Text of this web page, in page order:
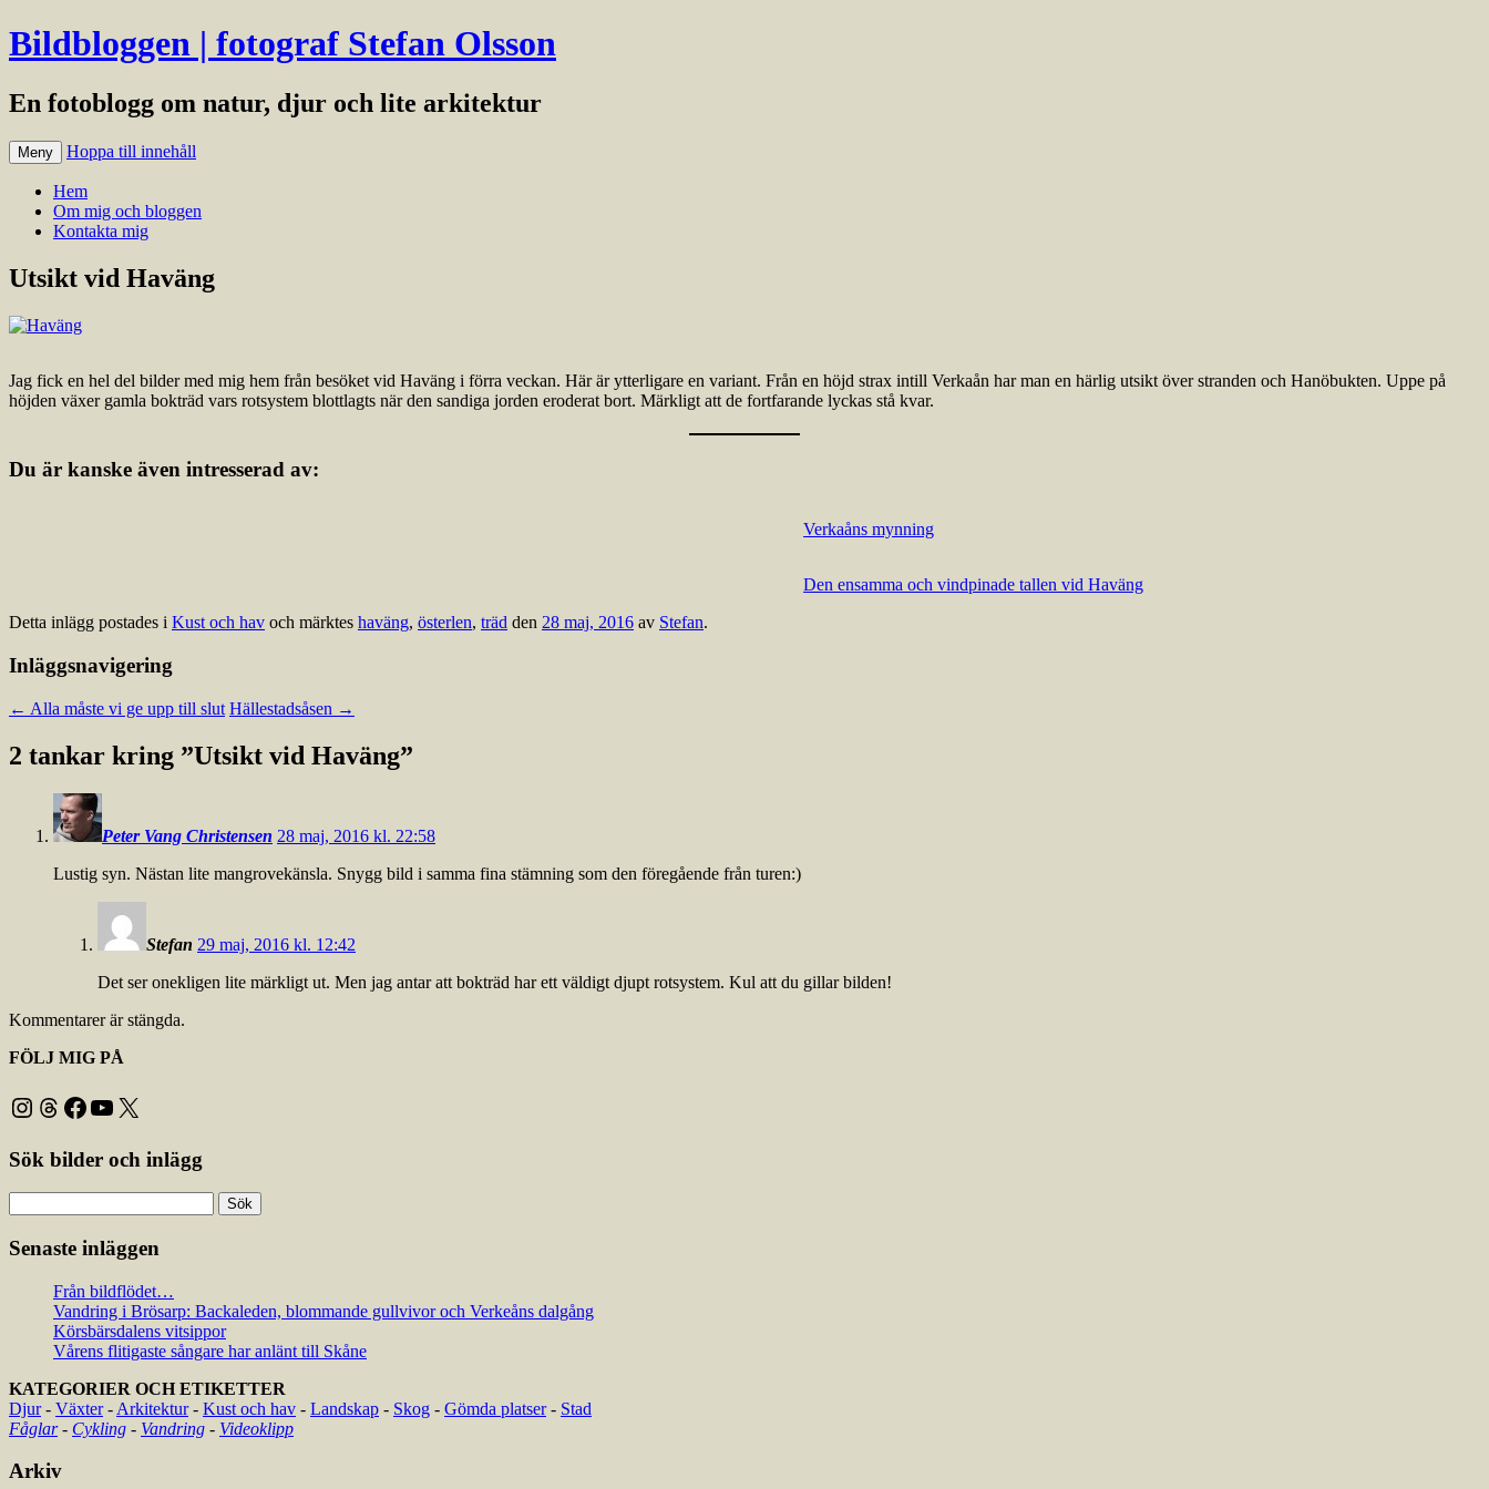
Bildbloggen | fotograf Stefan Olsson
En fotoblogg om natur, djur och lite arkitektur
Meny Hoppa till innehåll
Hem
Om mig och bloggen
Kontakta mig
Utsikt vid Haväng
Jag fick en hel del bilder med mig hem från besöket vid Haväng i förra veckan. Här är ytterligare en variant. Från en höjd strax intill Verkaån har man en härlig utsikt över stranden och Hanöbukten. Uppe på
höjden växer gamla bokträd vars rotsystem blottlagts när den sandiga jorden eroderat bort. Märkligt att de fortfarande lyckas stå kvar.
Du är kanske även intresserad av:
Verkaåns mynning
Den ensamma och vindpinade tallen vid Haväng
Detta inlägg postades i Kust och hav och märktes haväng, österlen, träd den 28 maj, 2016 av Stefan.
Inläggsnavigering
← Alla måste vi ge upp till slut Hällestadsåsen →
2 tankar kring ”Utsikt vid Haväng”
Peter Vang Christensen 28 maj, 2016 kl. 22:58
Lustig syn. Nästan lite mangrovekänsla. Snygg bild i samma fina stämning som den föregående från turen:)
Stefan 29 maj, 2016 kl. 12:42
Det ser onekligen lite märkligt ut. Men jag antar att bokträd har ett väldigt djupt rotsystem. Kul att du gillar bilden!
Kommentarer är stängda.
FÖLJ MIG PÅ
Instagram
Threads
Facebook
YouTube
X
Sök bilder och inlägg
efter:
Senaste inläggen
Från bildflödet…
Vandring i Brösarp: Backaleden, blommande gullvivor och Verkeåns dalgång
Körsbärsdalens vitsippor
Vårens flitigaste sångare har anlänt till Skåne
KATEGORIER OCH ETIKETTER
Djur- Växter- Arkitektur- Kust och hav - Landskap - Skog - Gömda platser- Stad
Fåglar- Cykling - Vandring - Videoklipp
Arkiv